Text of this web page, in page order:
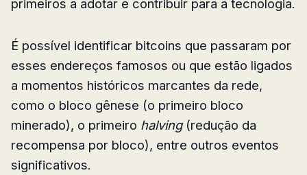
primeiros a adotar e contribuir para a tecnologia.
É possível identificar bitcoins que passaram por
esses endereços famosos ou que estão ligados
a momentos históricos marcantes da rede,
como o bloco gênese (o primeiro bloco
minerado), o primeiro halving(redução da
recompensa por bloco), entre outros eventos
significativos.